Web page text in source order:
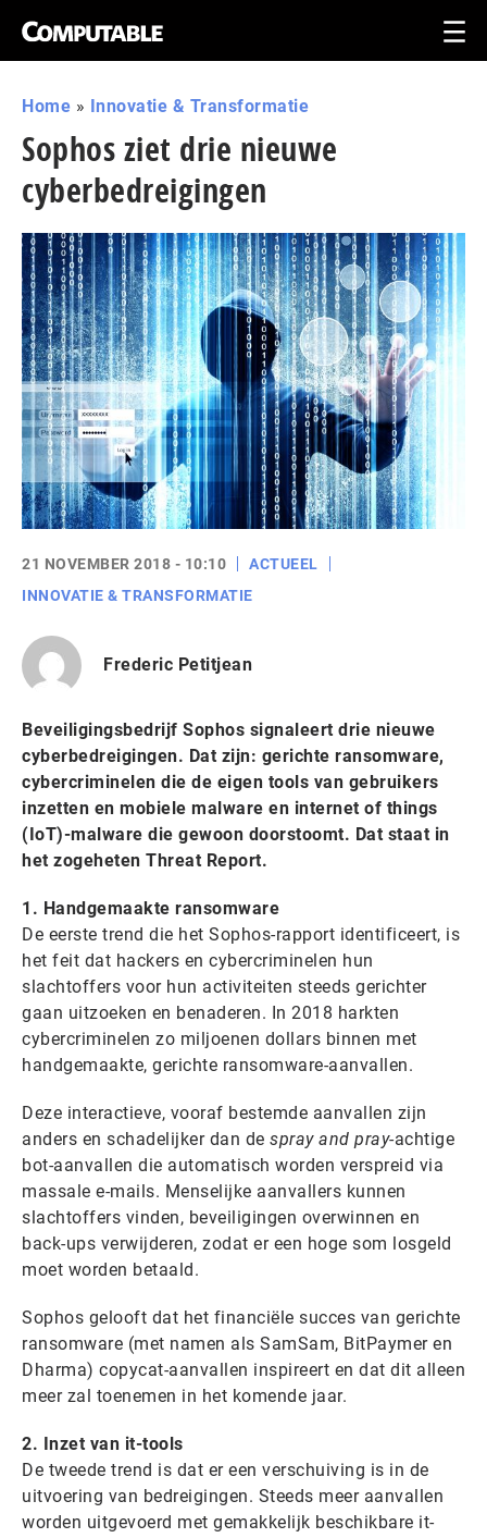
Home » Innovatie & Transformatie
Sophos ziet drie nieuwe
cyberbedreigingen
21 NOVEMBER 2018 - 10:10
ACTUEEL
INNOVATIE & TRANSFORMATIE
Frederic Petitjean
Beveiligingsbedrijf Sophos signaleert drie nieuwe
cyberbedreigingen. Dat zijn: gerichte ransomware,
cybercriminelen die de eigen tools van gebruikers
inzetten en mobiele malware en internet of things
(IoT)-malware die gewoon doorstoomt. Dat staat in
het zogeheten Threat Report.
1. Handgemaakte ransomware
De eerste trend die het Sophos-rapport identificeert, is
het feit dat hackers en cybercriminelen hun
slachtoffers voor hun activiteiten steeds gerichter
gaan uitzoeken en benaderen. In 2018 harkten
cybercriminelen zo miljoenen dollars binnen met
handgemaakte, gerichte ransomware-aanvallen.
Deze interactieve, vooraf bestemde aanvallen zijn
anders en schadelijker dan de spray and pray-achtige
bot-aanvallen die automatisch worden verspreid via
massale e-mails. Menselijke aanvallers kunnen
slachtoffers vinden, beveiligingen overwinnen en
back-ups verwijderen, zodat er een hoge som losgeld
moet worden betaald.
Sophos gelooft dat het financiële succes van gerichte
ransomware (met namen als SamSam, BitPaymer en
Dharma) copycat-aanvallen inspireert en dat dit alleen
meer zal toenemen in het komende jaar.
2. Inzet van it-tools
De tweede trend is dat er een verschuiving is in de
uitvoering van bedreigingen. Steeds meer aanvallen
worden uitgevoerd met gemakkelijk beschikbare it-